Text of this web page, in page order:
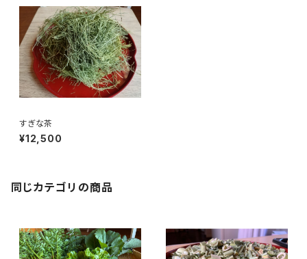
すぎな茶
¥12,500
同じカテゴリの商品